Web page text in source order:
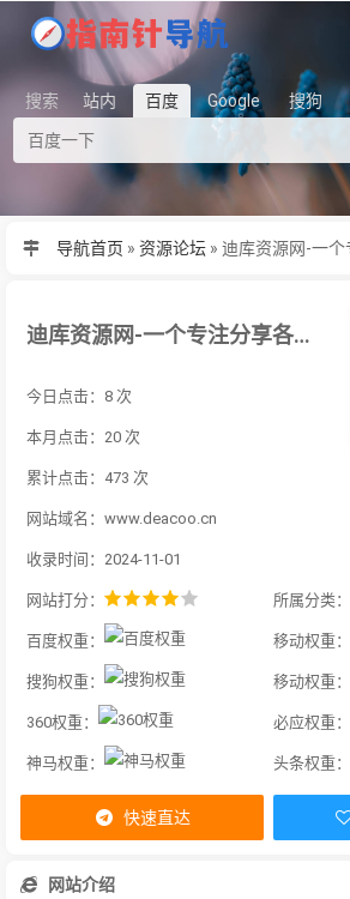
搜索 站内 百度 Google 搜狗
导航首页 » 资源论坛 »
迪库资源网-一个专注分享各种资源的网站
今日点击：8 次
本月点击：20 次
累计点击：473 次
网站域名：www.deacoo.cn
收录时间：2024-11-01
网站打分： 所属分类：
百度权重： 移动权重：
搜狗权重： 移动权重：
360权重： 必应权重：
神马权重： 头条权重：
快速直达
网站介绍